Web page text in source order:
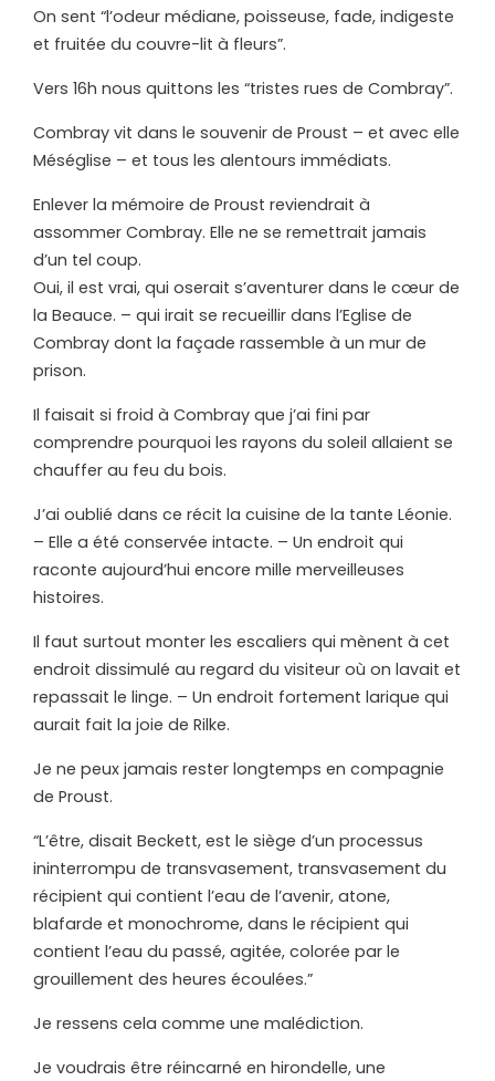
On sent “l’odeur médiane, poisseuse, fade, indigeste
et fruitée du couvre-lit à fleurs”.
Vers 16h nous quittons les “tristes rues de Combray”.
Combray vit dans le souvenir de Proust – et avec elle
Méséglise – et tous les alentours immédiats.
Enlever la mémoire de Proust reviendrait à
assommer Combray. Elle ne se remettrait jamais
d’un tel coup.
Oui, il est vrai, qui oserait s’aventurer dans le cœur de
la Beauce. – qui irait se recueillir dans l’Eglise de
Combray dont la façade rassemble à un mur de
prison.
Il faisait si froid à Combray que j’ai fini par
comprendre pourquoi les rayons du soleil allaient se
chauffer au feu du bois.
J’ai oublié dans ce récit la cuisine de la tante Léonie.
– Elle a été conservée intacte. – Un endroit qui
raconte aujourd’hui encore mille merveilleuses
histoires.
Il faut surtout monter les escaliers qui mènent à cet
endroit dissimulé au regard du visiteur où on lavait et
repassait le linge. – Un endroit fortement larique qui
aurait fait la joie de Rilke.
Je ne peux jamais rester longtemps en compagnie
de Proust.
“L’être, disait Beckett, est le siège d’un processus
ininterrompu de transvasement, transvasement du
récipient qui contient l’eau de l’avenir, atone,
blafarde et monochrome, dans le récipient qui
contient l’eau du passé, agitée, colorée par le
grouillement des heures écoulées.”
Je ressens cela comme une malédiction.
Je voudrais être réincarné en hirondelle, une